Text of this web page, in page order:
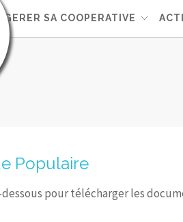
GERER SA COOPERATIVE
Populaire
pour télécharger les